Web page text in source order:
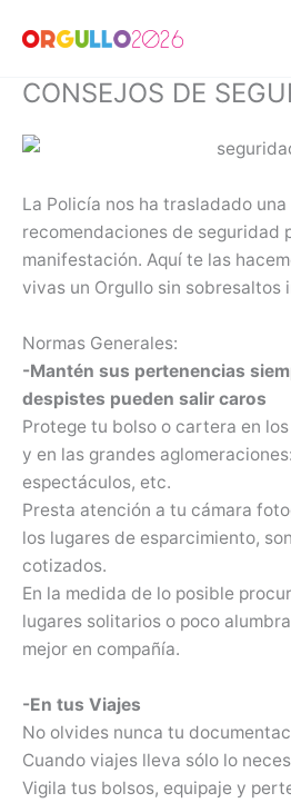
CONSEJOS DE
La Policía nos ha trasladado
recomendaciones de seguridad
manifestación. Aquí te las
vivas un Orgullo sin sobresaltos
Normas Generales:
-Mantén sus pertenencias
despistes pueden salir caros
Protege tu bolso o cartera en
y en las grandes
espectáculos, etc.
Presta atención a tu cámara
los lugares de esparcimiento,
cotizados.
En la medida de lo posible
lugares solitarios o poco
mejor en compañía.
-En tus Viajes
No olvides nunca tu
Cuando viajes lleva sólo lo
Vigila tus bolsos, equipaje y